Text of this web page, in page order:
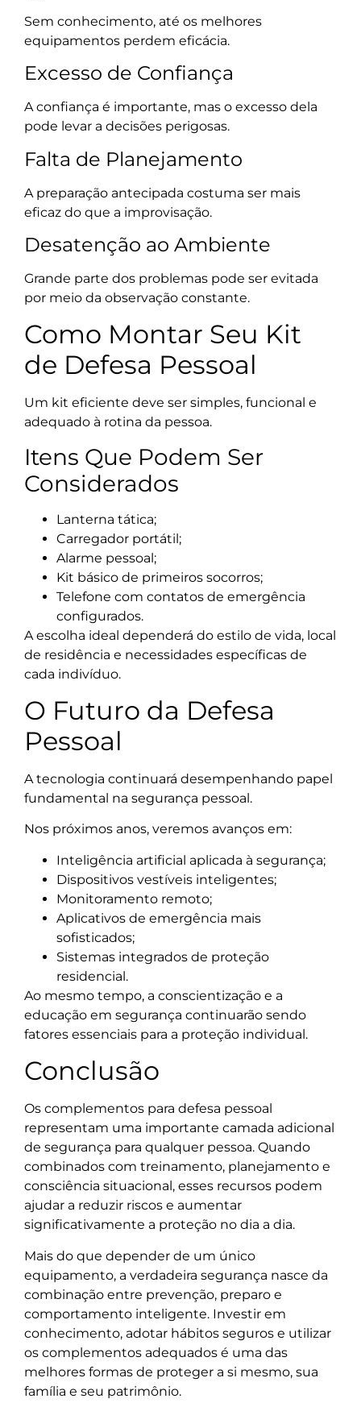
Sem conhecimento, até os melhores
equipamentos perdem eficácia.
Excesso de Confiança
A confiança é importante, mas o excesso dela
pode levar a decisões perigosas.
Falta de Planejamento
A preparação antecipada costuma ser mais
eficaz do que a improvisação.
Desatenção ao Ambiente
Grande parte dos problemas pode ser evitada
por meio da observação constante.
Como Montar Seu Kit
de Defesa Pessoal
Um kit eficiente deve ser simples, funcional e
adequado à rotina da pessoa.
Itens Que Podem Ser
Considerados
Lanterna tática;
Carregador portátil;
Alarme pessoal;
Kit básico de primeiros socorros;
Telefone com contatos de emergência
configurados.
A escolha ideal dependerá do estilo de vida, local
de residência e necessidades específicas de
cada indivíduo.
O Futuro da Defesa
Pessoal
A tecnologia continuará desempenhando papel
fundamental na segurança pessoal.
Nos próximos anos, veremos avanços em:
Inteligência artificial aplicada à segurança;
Dispositivos vestíveis inteligentes;
Monitoramento remoto;
Aplicativos de emergência mais
sofisticados;
Sistemas integrados de proteção
residencial.
Ao mesmo tempo, a conscientização e a
educação em segurança continuarão sendo
fatores essenciais para a proteção individual.
Conclusão
Os complementos para defesa pessoal
representam uma importante camada adicional
de segurança para qualquer pessoa. Quando
combinados com treinamento, planejamento e
consciência situacional, esses recursos podem
ajudar a reduzir riscos e aumentar
significativamente a proteção no dia a dia.
Mais do que depender de um único
equipamento, a verdadeira segurança nasce da
combinação entre prevenção, preparo e
comportamento inteligente. Investir em
conhecimento, adotar hábitos seguros e utilizar
os complementos adequados é uma das
melhores formas de proteger a si mesmo, sua
família e seu patrimônio.